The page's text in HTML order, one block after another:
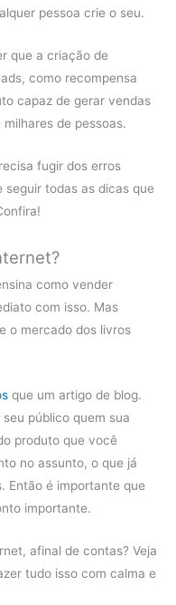
pessoa crie o seu.
que a criação de
como recompensa
capaz de gerar vendas
de pessoas.
fugir dos erros
todas as dicas que
como vender
com isso. Mas
o mercado dos livros
que um artigo de blog.
público quem sua
produto que você
no assunto, o que já
Então é importante que
importante.
afinal de contas? Veja
tudo isso com calma e